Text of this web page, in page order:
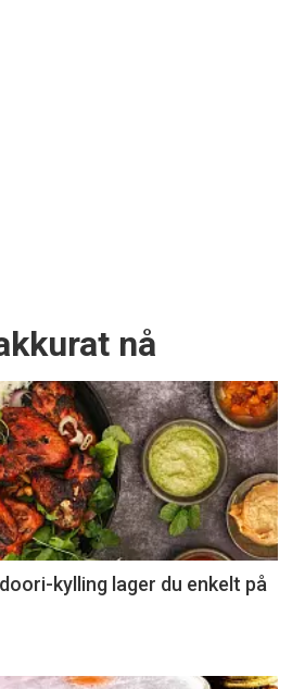
nå
kylling lager du enkelt på